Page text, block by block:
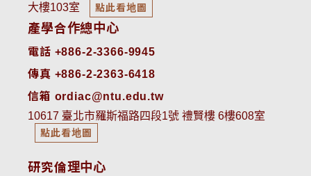
大樓103室
點此看地圖
產學合作總中心
電話 +886-2-3366-9945
傳真 +886-2-2363-6418
信箱 ordiac@ntu.edu.tw
10617 臺北市羅斯福路四段1號 禮賢樓 6樓608室
點此看地圖
研究倫理中心